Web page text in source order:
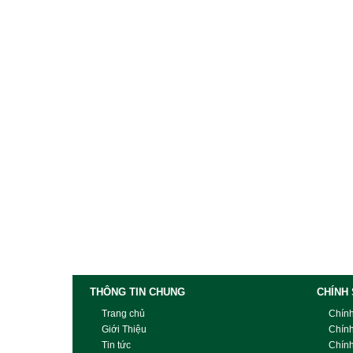
THÔNG TIN CHUNG
Trang chủ
Giới Thiệu
Tin tức
CHÍNH